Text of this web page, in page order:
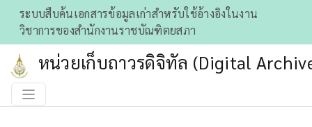
ระบบสืบค้นเอกสารข้อมูลเก่าสําหรับใช้อ้างอิงในงาน
วิชาการของสำนักงานราชบัณฑิตยสภา
หน่วยเก็บถาวรดิจิทัล (Digital